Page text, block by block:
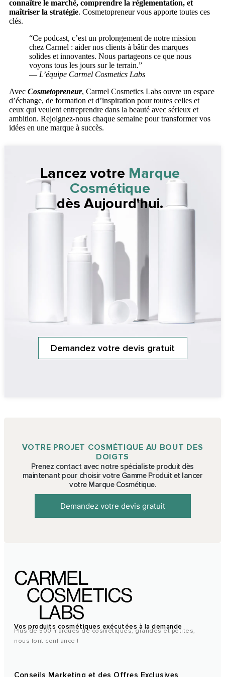
connaître le marché, comprendre la réglementation, et
maîtriser la stratégie. Cosmetopreneur vous apporte toutes ces
clés.
“Ce podcast, c’est un prolongement de notre mission
chez Carmel : aider nos clients à bâtir des marques
solides et innovantes. Nous partageons ce que nous
voyons tous les jours sur le terrain.”
— L’équipe Carmel Cosmetics Labs
Avec Cosmetopreneur, Carmel Cosmetics Labs ouvre un espace
d’échange, de formation et d’inspiration pour toutes celles et
ceux qui veulent entreprendre dans la beauté avec sérieux et
ambition. Rejoignez-nous chaque semaine pour transformer vos
idées en une marque à succès.
Lancez votre Marque
Cosmétique
dès Aujourd'hui.
Demandez votre devis gratuit
VOTRE PROJET COSMÉTIQUE AU BOUT DES
DOIGTS
Prenez contact avec notre spécialiste produit dès
maintenant pour choisir votre Gamme Produit et lancer
votre Marque Cosmétique.
Demandez votre devis gratuit
Vos produits cosmétiques exécutées à la demande
Plus de 500 marques de cosmétiques, grandes et petites,
nous font confiance !
Conseils Marketing et des Offres Exclusives